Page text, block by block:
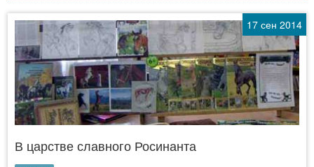
17 сен 2014
В царстве славного Росинанта